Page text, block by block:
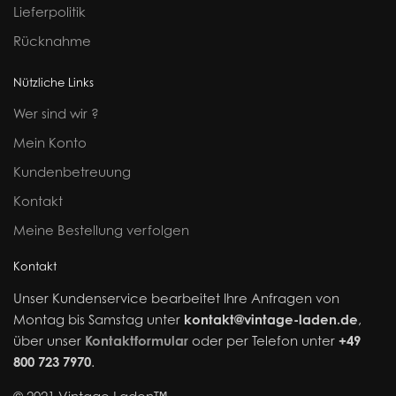
Lieferpolitik
Rücknahme
Nützliche Links
Wer sind wir ?
Mein Konto
Kundenbetreuung
Kontakt
Meine Bestellung verfolgen
Kontakt
Unser Kundenservice bearbeitet Ihre Anfragen von
Montag bis Samstag unter kontakt@vintage-laden.de,
über unser Kontaktformular oder per Telefon unter +49
800 723 7970.